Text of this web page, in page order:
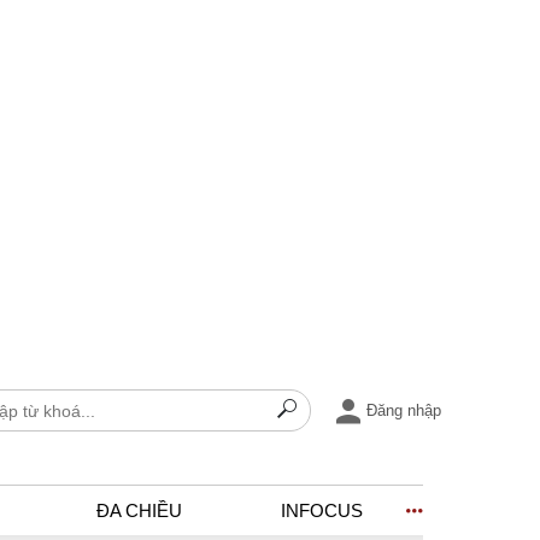
Đăng nhập
ĐA CHIỀU INFOCUS